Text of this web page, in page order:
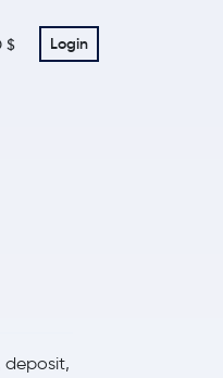
$ Login
deposit,